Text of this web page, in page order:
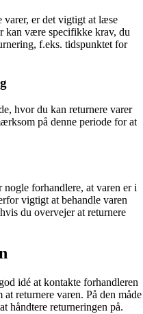
varer, er det vigtigt at læse
kan være specifikke krav, du
f.eks. tidspunktet for
hvor du kan returnere varer
på denne periode for at
forhandlere, at varen er i
vigtigt at behandle varen
du overvejer at returnere
idé at kontakte forhandleren
returnere varen. På den måde
håndtere returneringen på.